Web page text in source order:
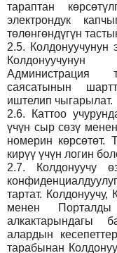
тараптан
электрондук
төлөнгөндүгүн
2.5. Колдонуучунун
Администрация
саясатынын
иштелип чыгарылат.
2.6.
Каттоо
үчүн сыр сөзү
номерин көрсөтөт.
кирүү үчүн логин
2.7.
Колдонуучу
тартат. Колдонуучу,
менен
алкактарындагы
алардын
тарабынан